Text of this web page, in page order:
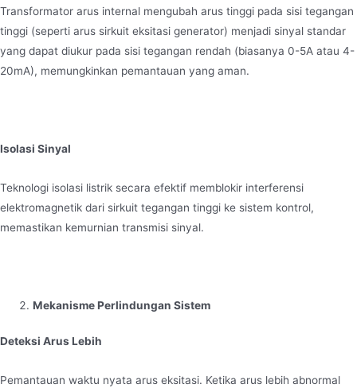
Transformator arus internal mengubah arus tinggi pada sisi tegangan
tinggi (seperti arus sirkuit eksitasi generator) menjadi sinyal standar
yang dapat diukur pada sisi tegangan rendah (biasanya 0-5A atau 4-
20mA), memungkinkan pemantauan yang aman.
Isolasi Sinyal
Teknologi isolasi listrik secara efektif memblokir interferensi
elektromagnetik dari sirkuit tegangan tinggi ke sistem kontrol,
memastikan kemurnian transmisi sinyal.
Mekanisme Perlindungan Sistem
Deteksi Arus Lebih
Pemantauan waktu nyata arus eksitasi. Ketika arus lebih abnormal